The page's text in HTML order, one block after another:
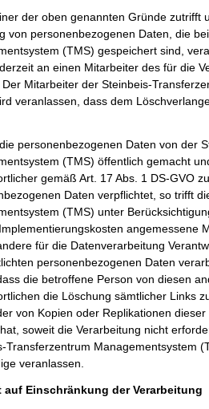
der oben genannten Gründe zutrifft
von personenbezogenen Daten, die
(TMS) gespeichert sind,
an einen Mitarbeiter des für die
Mitarbeiter der Steinbeis-
veranlassen, dass dem
personenbezogenen Daten von der
(TMS) öffentlich gemacht
gemäß Art. 17 Abs. 1 DS-GVO
Daten verpflichtet, so trifft
(TMS) unter
angemessene
für die Datenverarbeitung
personenbezogenen Daten
die betroffene Person von diesen
die Löschung sämtlicher Links
von Kopien oder Replikationen
soweit die Verarbeitung nicht
Transferzentrum Managementsystem
veranlassen.
auf Einschränkung der Verarbeitung